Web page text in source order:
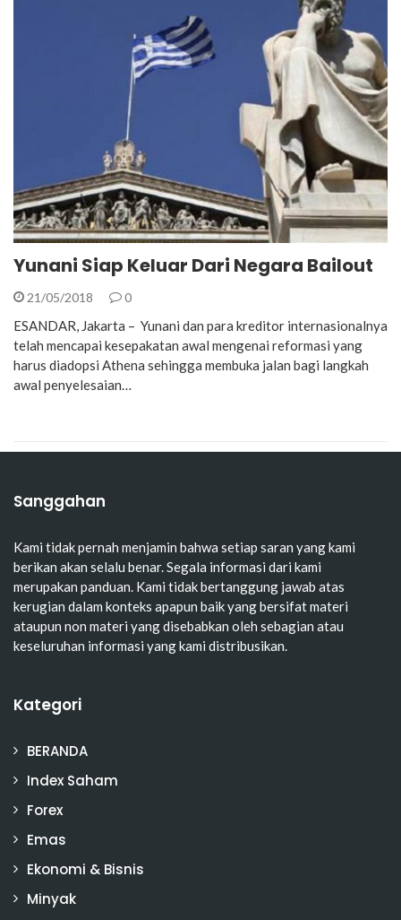
Yunani Siap Keluar Dari Negara Bailout
21/05/2018 0
ESANDAR, Jakarta – Yunani dan para kreditor internasionalnya
telah mencapai kesepakatan awal mengenai reformasi yang
harus diadopsi Athena sehingga membuka jalan bagi langkah
awal penyelesaian…
Sanggahan
Kami tidak pernah menjamin bahwa setiap saran yang kami
berikan akan selalu benar. Segala informasi dari kami
merupakan panduan. Kami tidak bertanggung jawab atas
kerugian dalam konteks apapun baik yang bersifat materi
ataupun non materi yang disebabkan oleh sebagian atau
keseluruhan informasi yang kami distribusikan.
Kategori
BERANDA
Index Saham
Forex
Emas
Ekonomi & Bisnis
Minyak